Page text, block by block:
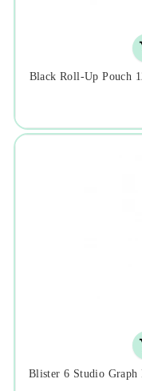
Black Roll-Up Pouch
Blister 6 Studio Graph